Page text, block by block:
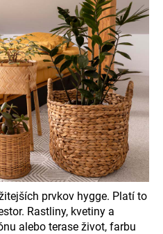
prvkov hygge. Platí to
Rastliny, kvetiny a
alebo terase život, farbu